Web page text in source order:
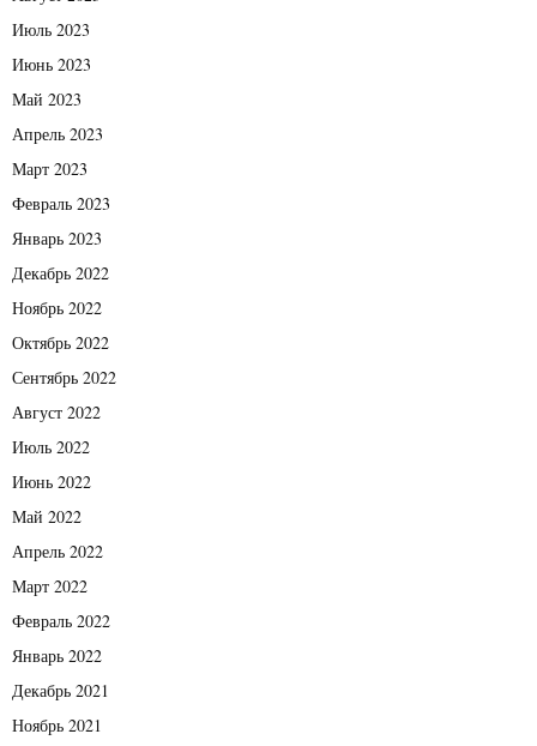
Июль 2023
Июнь 2023
Май 2023
Апрель 2023
Март 2023
Февраль 2023
Январь 2023
Декабрь 2022
Ноябрь 2022
Октябрь 2022
Сентябрь 2022
Август 2022
Июль 2022
Июнь 2022
Май 2022
Апрель 2022
Март 2022
Февраль 2022
Январь 2022
Декабрь 2021
Ноябрь 2021